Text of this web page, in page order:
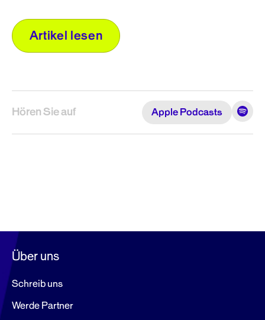
Artikel lesen
Hören Sie auf Apple Podcasts
Über uns
Schreib uns
Werde Partner